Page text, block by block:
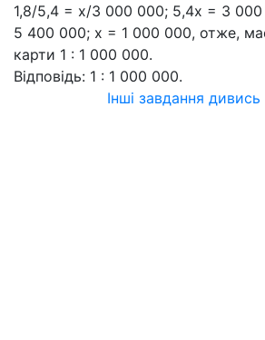
1,8/5,4 = x/3 000 000; 5,4x = 3 000
5 400 000; x = 1 000 000, отже,
карти 1 : 1 000 000.
Відповідь: 1 : 1 000 000.
Інші завдання дивись